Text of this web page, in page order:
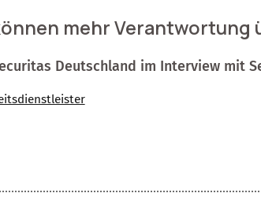
mehr Verantwortung
Deutschland im Interview mit